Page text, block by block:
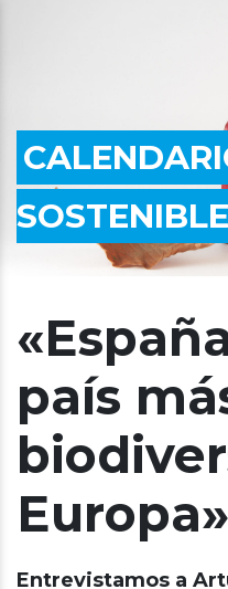
SOSTENIBLE
país
Europa»
Entrevistamos a